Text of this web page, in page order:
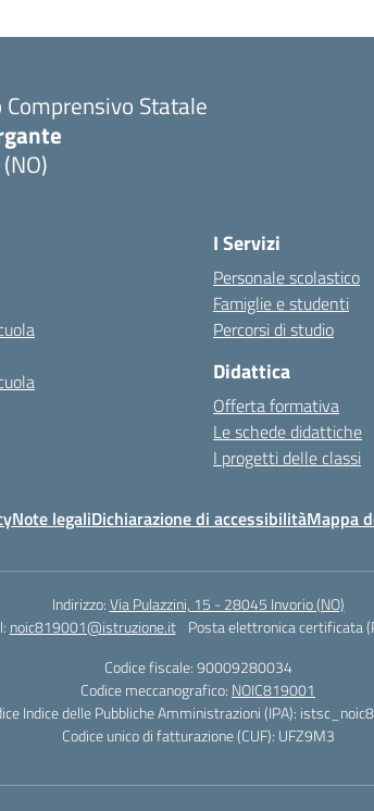
Statale
I Servizi
Personale scolastico
Famiglie e studenti
Percorsi di studio
Didattica
Offerta formativa
Le schede didattiche
I progetti delle classi
Note legaliDichiarazione di accessibilitàMappa
Indirizzo:Via Pulazzini, 15 - 28045 Invorio (NO)
noic819001@istruzione.it Posta elettronica certificata
Codice fiscale: 90009280034
Codice meccanografico: NOIC819001
Indice delle Pubbliche Amministrazioni (IPA):
Codice unico di fatturazione (CUF): UFZ9M3